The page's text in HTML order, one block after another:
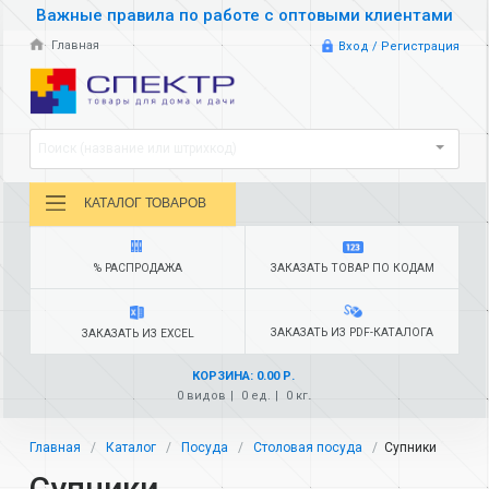
Важные правила по работе с оптовыми клиентами
Главная Вход / Регистрация
КАТАЛОГ ТОВАРОВ
% РАСПРОДАЖА ЗАКАЗАТЬ ТОВАР ПО КОДАМ
ЗАКАЗАТЬ ИЗ EXCEL ЗАКАЗАТЬ ИЗ PDF-КАТАЛОГА
КОРЗИНА: 0.00 Р.
0 видов
0 ед. 0 кг.
Главная Каталог Посуда Столовая посуда Супники